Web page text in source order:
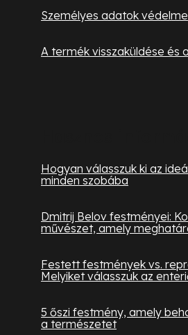
Személyes adatok védelme
A termék visszaküldése és
Hogyan válasszuk ki az
minden szobába
Dmitrij Belov festményei:
művészet, amely
Festett festmények vs.
Melyiket válasszuk az
5 őszi festmény, amely
a természetet